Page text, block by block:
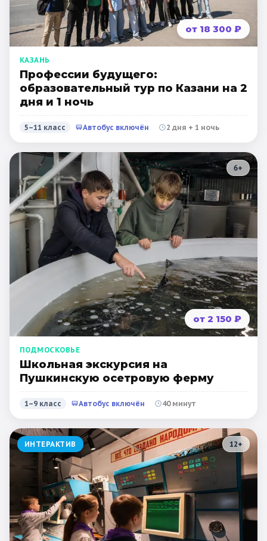
от 18 300 ₽
КАЗАНЬ
Профессии будущего:
образовательный тур по Казани на 2
дня и 1 ночь
5–11 класс Автобус включён 2 дня + 1 ночь
6+
от 2 150 ₽
ПОДМОСКОВЬЕ
Школьная экскурсия на
Пушкинскую осетровую ферму
1–9 класс Автобус включён 40 минут
ИНТЕРАКТИВ 12+